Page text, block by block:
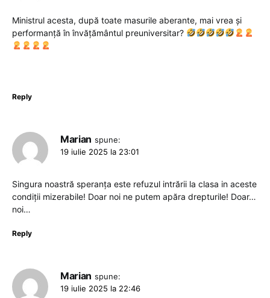
Ministrul acesta, după toate masurile aberante, mai vrea și
performanță în învățământul preuniversitar?
Reply
Marian spune:
19 iulie 2025 la 23:01
Singura noastră speranța este refuzul intrării la clasa in aceste
condiții mizerabile! Doar noi ne putem apăra drepturile! Doar…
noi…
Reply
Marian spune:
19 iulie 2025 la 22:46